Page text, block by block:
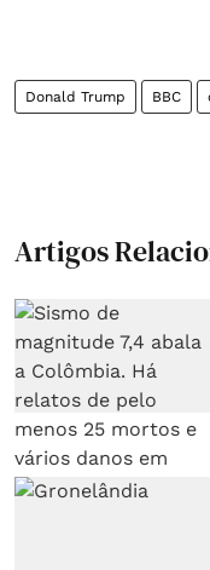
Donald Trump BBC
Artigos